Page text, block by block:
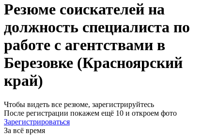
Резюме соискателей на
должность специалиста по
работе с агентствами в
Березовке (Красноярский
край)
Чтобы видеть все резюме, зарегистрируйтесь
После регистрации покажем ещё 10 и откроем фото
Зарегистрироваться
За всё время